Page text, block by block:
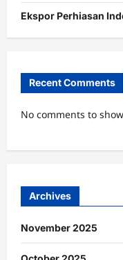
Ekspor Perhiasan
Recent Comments
No comments to
Archives
November 2025